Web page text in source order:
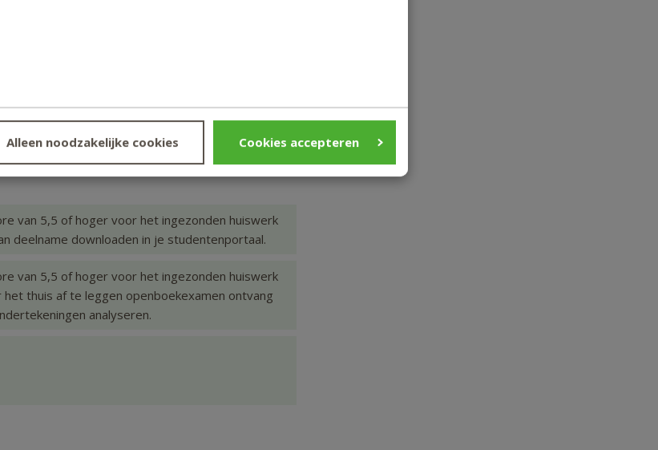
Alleen noodzakelijke cookies Cookies accepteren
het zelfbeeld en lichaamsbeeld van een kind.
niveau speelt bij een kind.
voor een gewone, gezonde ontwikkeling.
behoeftes heeft.
ontwikkeling te herkennen in een tekening.
van 5,5 of hoger voor het ingezonden huiswerk
deelname downloaden in je studentenportaal.
van 5,5 of hoger voor het ingezonden huiswerk
thuis af te leggen openboekexamen ontvang
analyseren.